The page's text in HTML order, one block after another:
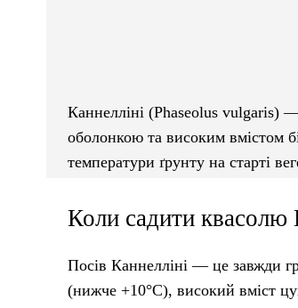
Каннелліні (Phaseolus vulgaris)
оболонкою та високим вмістом
температури ґрунту на старті
Коли садити квасолю
Посів Каннелліні — це завжди
(нижче +10°C), високий вміст